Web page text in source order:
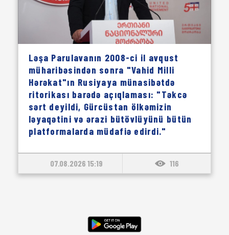
Ləşa Parulavanın 2008-ci il avqust
müharibəsindən sonra "Vahid Milli
Hərəkat"ın Rusiyaya münasibətdə
ritorikası barədə açıqlaması: "Təkcə
sərt deyildi, Gürcüstan ölkəmizin
ləyaqətini və ərazi bütövlüyünü bütün
platformalarda müdafiə edirdi."
07.08.2026 15:19 116